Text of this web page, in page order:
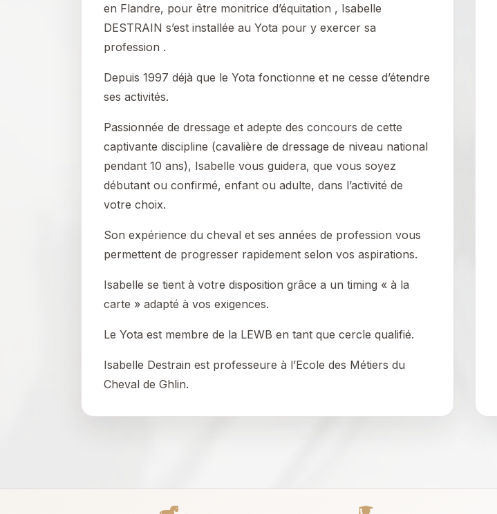
en Flandre, pour être monitrice d’équitation , Isabelle
DESTRAIN s’est installée au Yota pour y exercer sa
profession .
Depuis 1997 déjà que le Yota fonctionne et ne cesse d’étendre
ses activités.
Passionnée de dressage et adepte des concours de cette
captivante discipline (cavalière de dressage de niveau national
pendant 10 ans), Isabelle vous guidera, que vous soyez
débutant ou confirmé, enfant ou adulte, dans l’activité de
votre choix.
Son expérience du cheval et ses années de profession vous
permettent de progresser rapidement selon vos aspirations.
Isabelle se tient à votre disposition grâce a un timing « à la
carte » adapté à vos exigences.
Le Yota est membre de la LEWB en tant que cercle qualifié.
Isabelle Destrain est professeure à l’Ecole des Métiers du
Cheval de Ghlin.